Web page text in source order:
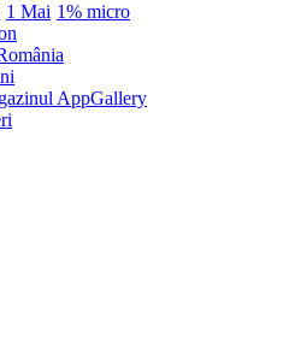
1 Mai 1% micro
AppGallery